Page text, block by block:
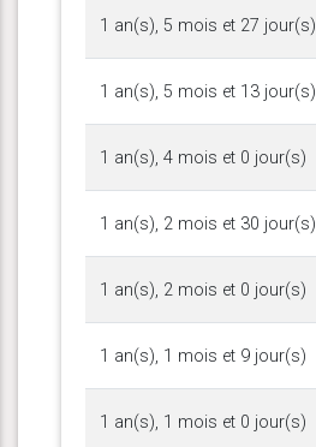
1 an(s), 5 mois et 27 jour(s)
1 an(s), 5 mois et 13 jour(s)
1 an(s), 4 mois et 0 jour(s)
1 an(s), 2 mois et 30 jour(s)
1 an(s), 2 mois et 0 jour(s)
1 an(s), 1 mois et 9 jour(s)
1 an(s), 1 mois et 0 jour(s)